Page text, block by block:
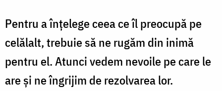
ce
îl
preocupă
pe
Pentru a înțelege ceea ce îl preocupă pe
celălalt, trebuie să ne rugăm din inimă
pentru el. Atunci vedem nevoile pe care le
are și ne îngrijim de rezolvarea lor.